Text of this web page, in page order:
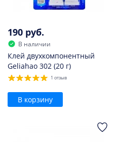
190 руб.
В наличии
Клей двухкомпонентный
Geliahao 302 (20 г)
1 отзыв
В корзину